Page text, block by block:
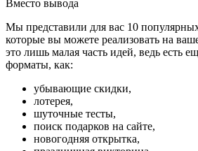
Вместо вывода
Мы представили для вас 10
которые вы можете реализовать на
это лишь малая часть идей, ведь есть
форматы, как:
убывающие скидки,
лотерея,
шуточные тесты,
поиск подарков на сайте,
новогодняя открытка,